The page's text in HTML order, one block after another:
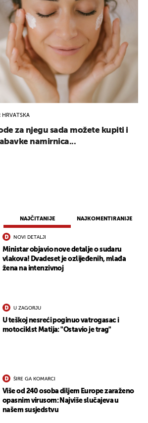
NAJČITANIJE NAJKOMENTIRANIJE
NOVI DETALJI
Ministar objavio nove detalje o sudaru
vlakova! Dvadeset je ozlijeđenih, mlađa
žena na intenzivnoj
U ZAGORJU
U teškoj nesreći poginuo vatrogasac i
motociklst Matija: "Ostavio je trag"
ŠIRE GA KOMARCI
Više od 240 osoba diljem Europe zaraženo
opasnim virusom: Najviše slučajeva u
našem susjedstvu
HRVATSKA
za njegu sada možete kupiti i
namirnica...